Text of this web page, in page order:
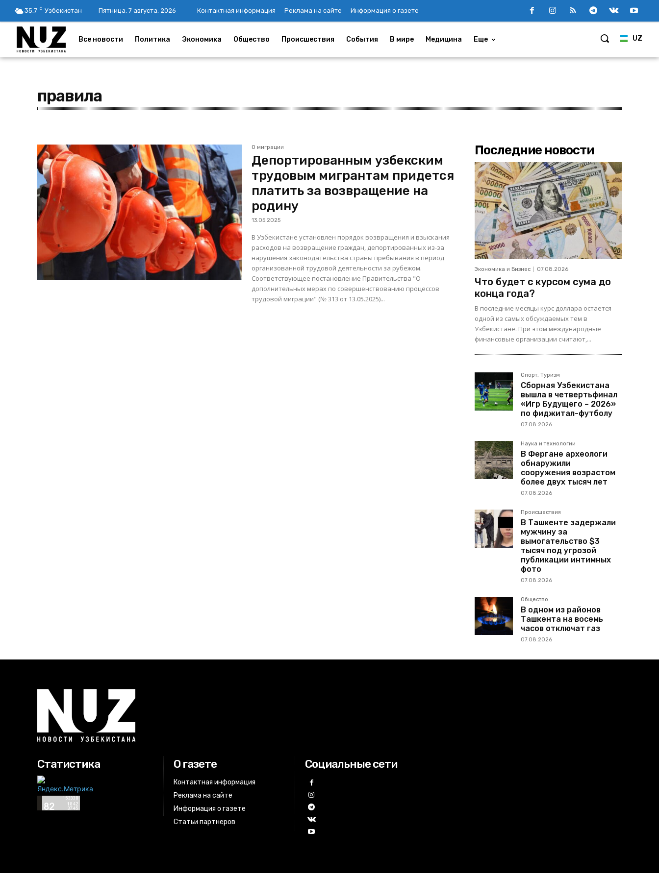
35.7 C Узбекистан Пятница, 7 августа, 2026 Контактная информация Реклама на сайте Информация о газете
UZ
Все новости Политика Экономика Общество Происшествия События В мире Медицина Еще
правила
О миграции
Депортированным узбекским
трудовым мигрантам придется
платить за возвращение на
родину
13.05.2025
В Узбекистане установлен порядок возвращения и взыскания
расходов на возвращение граждан, депортированных из-за
нарушения законодательства страны пребывания в период
организованной трудовой деятельности за рубежом.
Соответствующее постановление Правительства "О
дополнительных мерах по совершенствованию процессов
трудовой миграции" (№ 313 от 13.05.2025)...
Последние новости
Экономика и Бизнес 07.08.2026
Что будет с курсом сума до
конца года?
В последние месяцы курс доллара остается
одной из самых обсуждаемых тем в
Узбекистане. При этом международные
финансовые организации считают,...
Спорт, Туризм
Сборная Узбекистана
вышла в четвертьфинал
«Игр Будущего – 2026»
по фиджитал-футболу
07.08.2026
Наука и технологии
В Фергане археологи
обнаружили
сооружения возрастом
более двух тысяч лет
07.08.2026
Происшествия
В Ташкенте задержали
мужчину за
вымогательство $3
тысяч под угрозой
публикации интимных
фото
07.08.2026
Общество
В одном из районов
Ташкента на восемь
часов отключат газ
07.08.2026
Статистика О газете
Контактная информация
Реклама на сайте
Информация о газете
Статьи партнеров
Социальные сети